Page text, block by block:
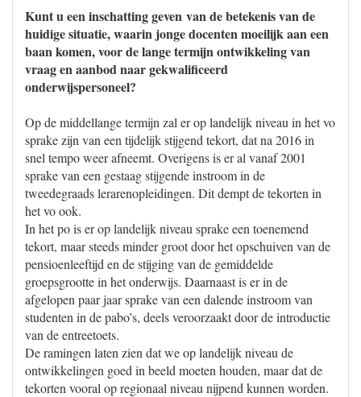
Kunt u een inschatting geven van de betekenis van de
huidige situatie, waarin jonge docenten moeilijk aan een
baan komen, voor de lange termijn ontwikkeling van
vraag en aanbod naar gekwalificeerd
onderwijspersoneel?
Op de middellange termijn zal er op landelijk niveau in het vo
sprake zijn van een tijdelijk stijgend tekort, dat na 2016 in
snel tempo weer afneemt. Overigens is er al vanaf 2001
sprake van een gestaag stijgende instroom in de
tweedegraads lerarenopleidingen. Dit dempt de tekorten in
het vo ook.
In het po is er op landelijk niveau sprake een toenemend
tekort, maar steeds minder groot door het opschuiven van de
pensioenleeftijd en de stijging van de gemiddelde
groepsgrootte in het onderwijs. Daarnaast is er in de
afgelopen paar jaar sprake van een dalende instroom van
studenten in de pabo’s, deels veroorzaakt door de introductie
van de entreetoets.
De ramingen laten zien dat we op landelijk niveau de
ontwikkelingen goed in beeld moeten houden, maar dat de
tekorten vooral op regionaal niveau nijpend kunnen worden.